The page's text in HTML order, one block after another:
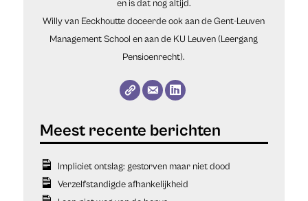
en is dat nog altijd.
Willy van Eeckhoutte doceerde ook aan de Gent-Leuven
Management School en aan de KU Leuven (Leergang
Pensioenrecht).
Impliciet ontslag: gestorven maar niet dood
Verzelfstandigde afhankelijkheid